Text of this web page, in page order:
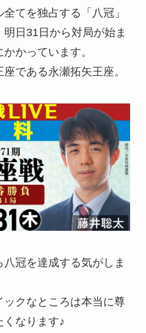
てを独占する「八冠」
日31日から対局が始ま
かっています。
である永瀬拓矢王座。
冠を達成する気がしま
クなところは本当に尊
くなります♪